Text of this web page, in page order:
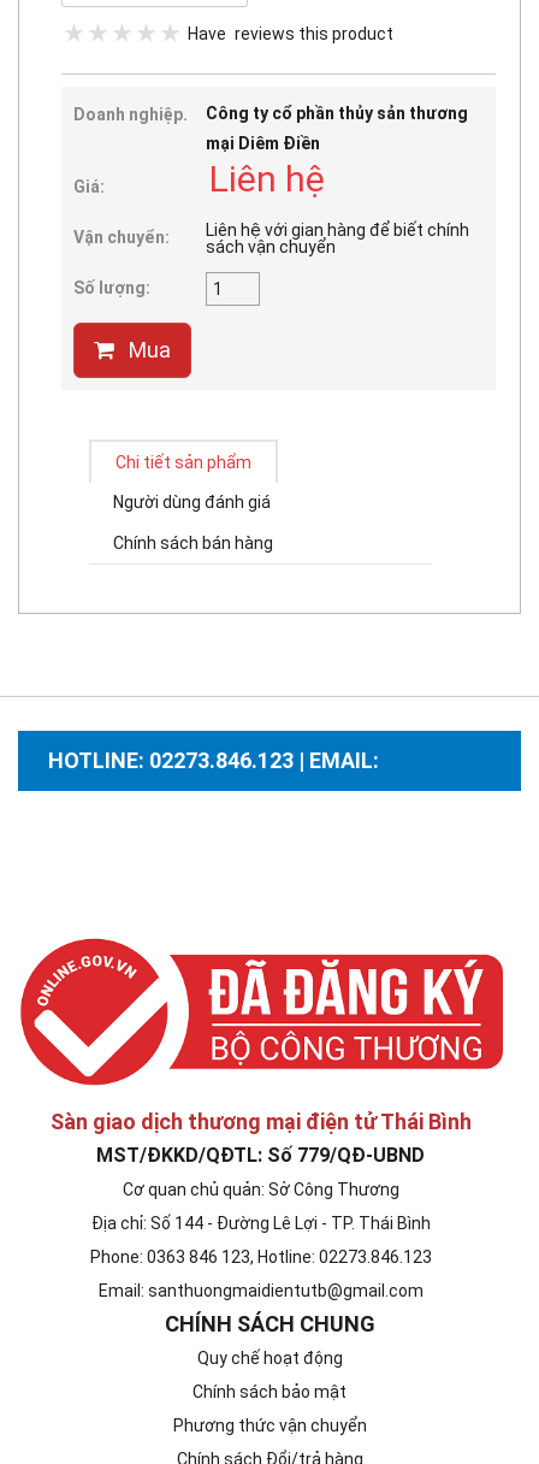
Have reviews this product
Doanh nghiệp.
Công ty cổ phần thủy sản thương
mại Diêm Điền
Giá: Liên hệ
Vận chuyển:
Liên hệ với gian hàng để biết chính
sách vận chuyển
Số lượng:
Mua
Chi tiết sản phẩm
Người dùng đánh giá
Chính sách bán hàng
HOTLINE: 02273.846.123 | EMAIL:
Sàn giao dịch thương mại điện tử Thái Bình
MST/ĐKKD/QĐTL: Số 779/QĐ-UBND
Cơ quan chủ quản: Sở Công Thương
Địa chỉ: Số 144 - Đường Lê Lợi - TP. Thái Bình
Phone: 0363 846 123, Hotline: 02273.846.123
Email: santhuongmaidientutb@gmail.com
CHÍNH SÁCH CHUNG
Quy chế hoạt động
Chính sách bảo mật
Phương thức vận chuyển
Chính sách Đổi/trả hàng